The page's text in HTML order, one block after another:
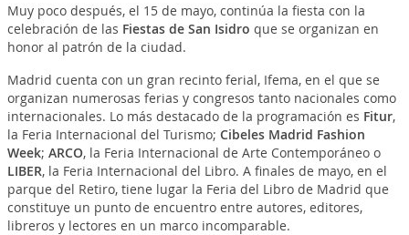
Muy poco después, el 15 de mayo, continúa la fiesta con la
celebración de las Fiestas de San Isidro que se organizan en
honor al patrón de la ciudad.
Madrid cuenta con un gran recinto ferial, Ifema, en el que se
organizan numerosas ferias y congresos tanto nacionales como
internacionales. Lo más destacado de la programación es Fitur,
la Feria Internacional del Turismo; Cibeles Madrid Fashion
Week; ARCO, la Feria Internacional de Arte Contemporáneo o
LIBER, la Feria Internacional del Libro. A finales de mayo, en el
parque del Retiro, tiene lugar la Feria del Libro de Madrid que
constituye un punto de encuentro entre autores, editores,
libreros y lectores en un marco incomparable.